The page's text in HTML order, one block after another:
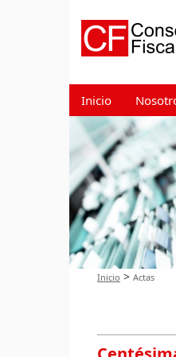
Inicio
Inicio > Actas